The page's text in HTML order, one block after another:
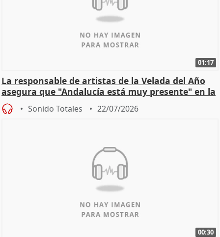
01:17
La responsable de artistas de la Velada del Año
asegura que "Andalucía está muy presente" en la
cita
Sonido Totales 22/07/2026
00:30